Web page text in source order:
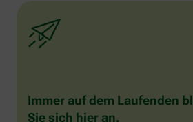
Immer auf dem Laufenden
Sie sich hier an.